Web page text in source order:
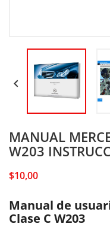

MANUAL
W203
$10,00
Manual de
Clase C W203